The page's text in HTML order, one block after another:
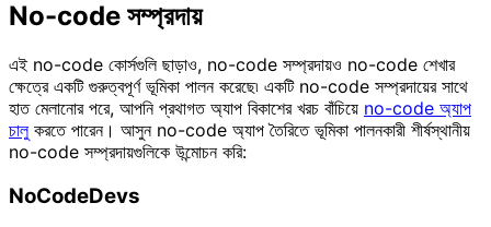
No-code সম্প্রদায়
এই no-code কোর্সগুলি ছাড়াও, no-code সম্প্রদায়ও no-code শেখার
ক্ষেত্রে একটি গুরুত্বপূর্ণ ভূমিকা পালন করেছে৷ একটি no-code সম্প্রদায়ের সাথে
হাত মেলানোর পরে, আপনি প্রথাগত অ্যাপ বিকাশের খরচ বাঁচিয়ে no-code অ্যাপ
চালুকরতে পারেন। আসুন no-code অ্যাপ তৈরিতে ভূমিকা পালনকারী শীর্ষস্থানীয়
no-code সম্প্রদায়গুলিকে উন্মোচন করি:
NoCodeDevs